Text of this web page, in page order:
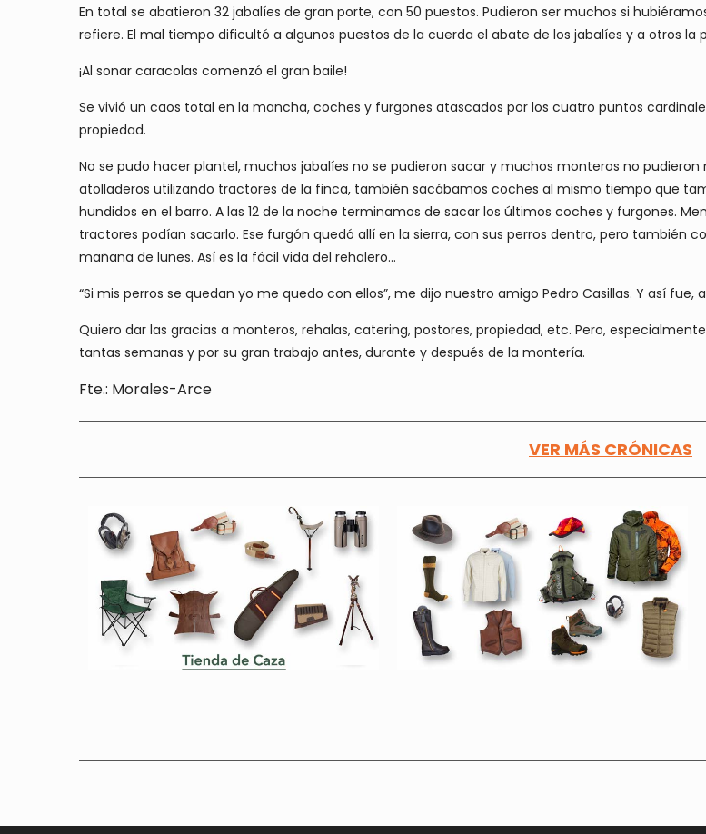
En total se abatieron 32 jabalíes de gran porte, con 50 puestos. Pudieron ser muchos si
refiere. El mal tiempo dificultó a algunos puestos de la cuerda el abate de los jabalíes y a otros la
¡Al sonar caracolas comenzó el gran baile!
Se vivió un caos total en la mancha, coches y furgones atascados por los cuatro puntos
propiedad.
No se pudo hacer plantel, muchos jabalíes no se pudieron sacar y muchos monteros no
atolladeros utilizando tractores de la finca, también sacábamos coches al mismo tiempo que
hundidos en el barro. A las 12 de la noche terminamos de sacar los últimos coches y furgones.
tractores podían sacarlo. Ese furgón quedó allí en la sierra, con sus perros dentro, pero también
mañana de lunes. Así es la fácil vida del rehalero…
“Si mis perros se quedan yo me quedo con ellos”, me dijo nuestro amigo Pedro Casillas. Y así fue,
Quiero dar las gracias a monteros, rehalas, catering, postores, propiedad, etc. Pero,
tantas semanas y por su gran trabajo antes, durante y después de la montería.
Fte.: Morales-Arce
VER MÁS CRÓNICAS